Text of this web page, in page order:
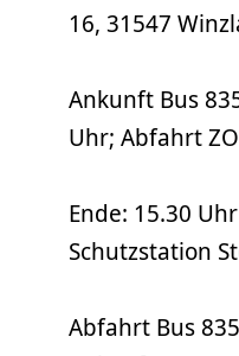
16, 31547
Ankunft Bus
Uhr; Abfahrt
Ende: 15.30
Schutzstation
Abfahrt Bus